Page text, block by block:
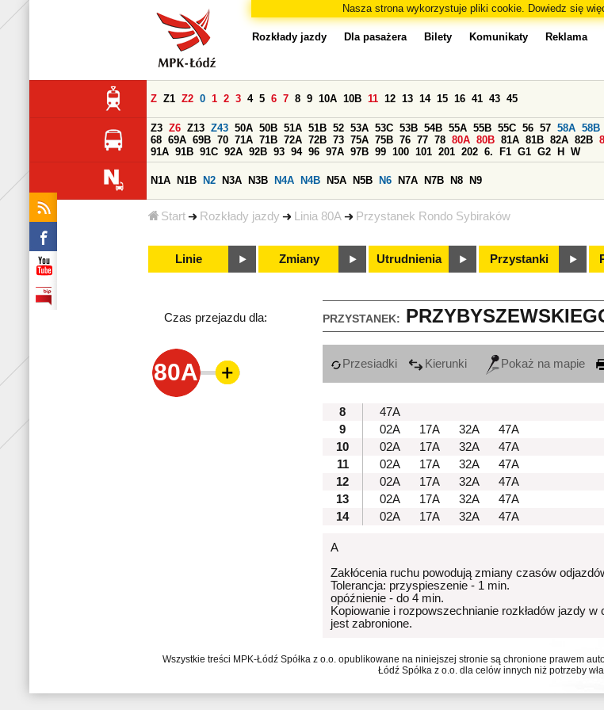
Nasza strona wykorzystuje pliki cookie. Dowiedz się
Start Rozkłady jazdy Linia 80A Przystanek Rondo Sybiraków
Rozkłady jazdy Dla pasażera Bilety Komunikaty Reklama
Z Z1 Z2 0 1 2 3 4 5 6 7 8 9 10A 10B 11 12 13 14 15 16 41 43 45
Z3 Z6 Z13 Z43 50A 50B 51A 51B 52 53A 53C 53B 54B 55A 55B 55C 56 57 58A 58B
68 69A 69B 70 71A 71B 72A 72B 73 75A 75B 76 77 78 80A 80B 81A 81B 82A 82B
91A 91B 91C 92A 92B 93 94 96 97A 97B 99 100 101 201 202 6. F1 G1 G2 H W
N1A N1B N2 N3A N3B N4A N4B N5A N5B N6 N7A N7B N8 N9
Linie Zmiany Utrudnienia Przystanki
PRZYSTANEK:
Czas przejazdu dla:
80A Przesiadki Kierunki Pokaż na mapie
8
47A
9
02A 17A 32A
47A
10
02A 17A 32A
47A
11
02A 17A 32A
47A
12
02A 17A 32A
47A
13
02A 17A 32A
47A
14
02A 17A 32A 47A
A
Zakłócenia ruchu powodują zmiany czasów
Tolerancja: przyspieszenie - 1 min.
opóźnienie - do 4 min.
Kopiowanie i rozpowszechnianie rozkładów jazdy
jest zabronione.
Wszystkie treści MPK-Łódź Spółka z o.o. opublikowane na niniejszej stronie są chronione prawem
Łódź Spółka z o.o. dla celów innych niż potrzeby